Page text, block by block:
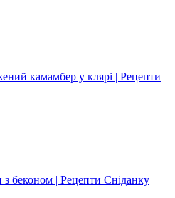
камамбер у клярі | Рецепти
беконом | Рецепти Сніданку